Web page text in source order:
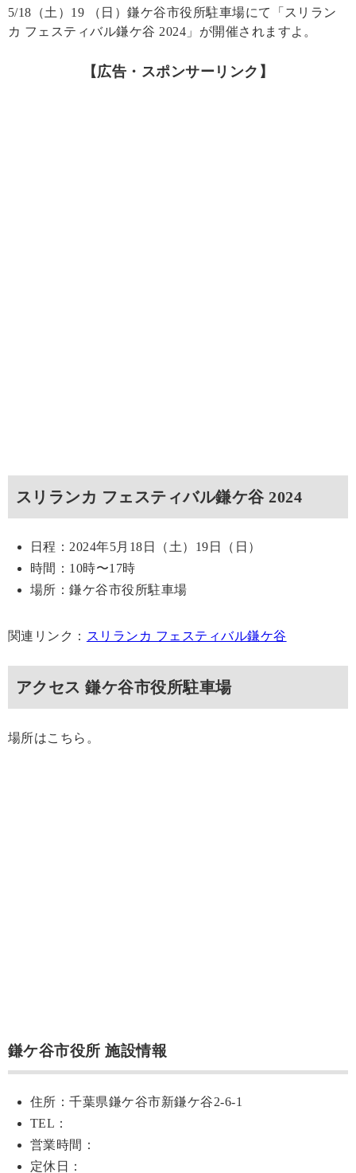
5/18（土）19 （日）鎌ケ谷市役所駐車場にて「スリラン
カ フェスティバル鎌ケ谷 2024」が開催されますよ。
【広告・スポンサーリンク】
スリランカ フェスティバル鎌ケ谷 2024
日程：2024年5月18日（土）19日（日）
時間：10時〜17時
場所：鎌ケ谷市役所駐車場
関連リンク： スリランカ フェスティバル鎌ケ谷
アクセス 鎌ケ谷市役所駐車場
場所はこちら。
鎌ケ谷市役所 施設情報
住所：千葉県鎌ケ谷市新鎌ケ谷2-6-1
TEL：
営業時間：
定休日：